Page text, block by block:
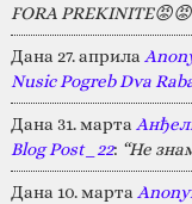
FORA
Дана 27. априла
Nusic Pogreb Dva
Дана 31. марта
Blog Post_22: “Не
Дана 10. марта